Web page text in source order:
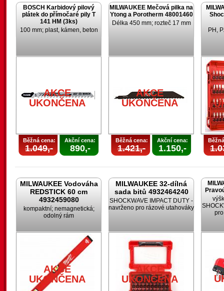
BOSCH Karbidový pilový
plátek do přímočaré pily T
141 HM (3ks)
100 mm; plast, kámen, beton
AKCE
UKONČENA
Běžná cena:
1.049,-
Akční cena:
890,-
MILWAUKEE Mečová pilka na
Ytong a Porotherm 48001460
Délka 450 mm; rozteč 17 mm
AKCE
UKONČENA
Běžná cena:
1.421,-
Akční cena:
1.150,-
PH,
MILWAUKEE Vodováha
REDSTICK 60 cm
4932459080
kompaktní; nemagnetická;
odolný rám
AKCE
UKONČENA
MILWAUKEE 32-dílná
sada bitů 4932464240
SHOCKWAVE IMPACT DUTY -
navrženo pro rázové utahováky
AKCE
UKONČENA